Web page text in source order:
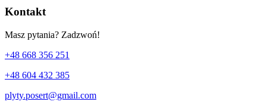
Kontakt
Masz pytania? Zadzwoń!
+48 668 356 251
+48 604 432 385
plyty.posert@gmail.com